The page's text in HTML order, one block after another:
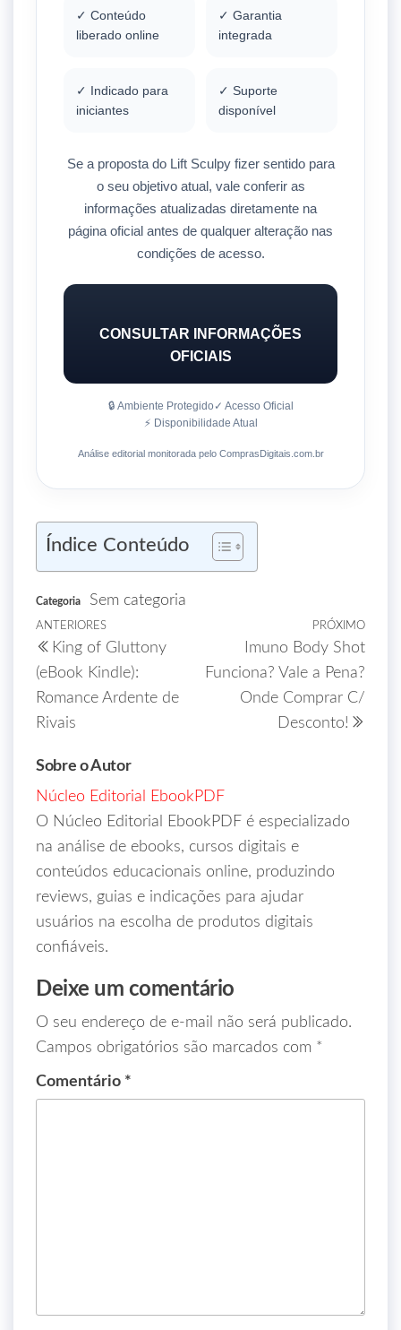
✓ Conteúdo
liberado online
✓ Garantia
integrada
✓ Indicado para
iniciantes
✓ Suporte
disponível
Se a proposta do Lift Sculpyfizer sentido para
o seu objetivo atual, vale conferir as
informações atualizadas diretamente na
página oficial antes de qualquer alteração nas
condições de acesso.
CONSULTAR INFORMAÇÕES
OFICIAIS
🔒 Ambiente Protegido ✓ Acesso Oficial
⚡ Disponibilidade Atual
Análise editorial monitorada pelo ComprasDigitais.com.br
Índice Conteúdo
Categoria Sem categoria
ANTERIORES
King of Gluttony
(eBook Kindle):
Romance Ardente de
Rivais
PRÓXIMO
Imuno Body Shot
Funciona? Vale a Pena?
Onde Comprar C/
Desconto!
Sobre o Autor
Núcleo Editorial EbookPDF
O Núcleo Editorial EbookPDF é especializado
na análise de ebooks, cursos digitais e
conteúdos educacionais online, produzindo
reviews, guias e indicações para ajudar
usuários na escolha de produtos digitais
confiáveis.
Deixe um comentário
O seu endereço de e-mail não será publicado.
Campos obrigatórios são marcados com *
Comentário *